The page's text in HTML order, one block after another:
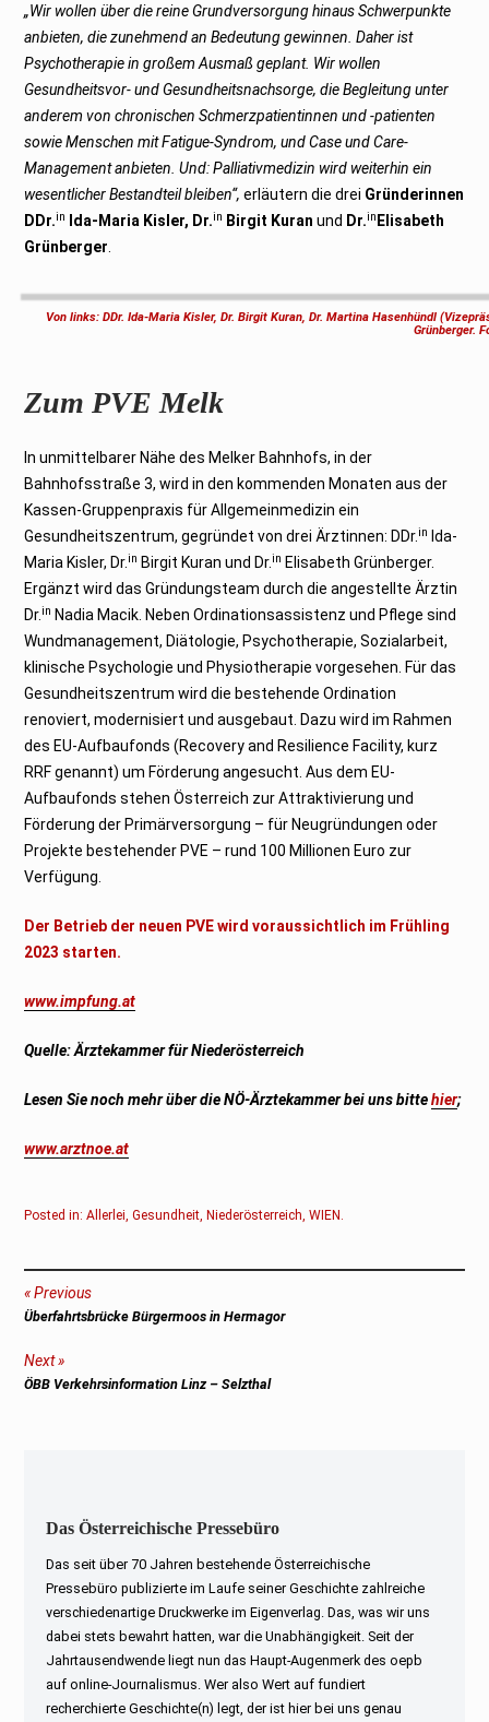
„Wir wollen über die reine Grundversorgung hinaus Schwerpunkte
anbieten, die zunehmend an Bedeutung gewinnen. Daher ist
Psychotherapie in großem Ausmaß geplant. Wir wollen
Gesundheitsvor- und Gesundheitsnachsorge, die Begleitung unter
anderem von chronischen Schmerzpatientinnen und -patienten
sowie Menschen mit Fatigue-Syndrom, und Case und Care-
Management anbieten. Und: Palliativmedizin wird weiterhin ein
wesentlicher Bestandteil bleiben“, erläutern die drei Gründerinnen
DDr.in Ida-Maria Kisler, Dr.in Birgit Kuranund Dr.in Elisabeth
Grünberger
Von links: DDr. Ida-Maria Kisler, Dr. Birgit Kuran, Dr. Martina Hasenhündl
Grünberger.
Zum PVE Melk
In unmittelbarer Nähe des Melker Bahnhofs, in der
Bahnhofsstraße 3, wird in den kommenden Monaten aus der
Kassen-Gruppenpraxis für Allgemeinmedizin ein
Gesundheitszentrum, gegründet von drei Ärztinnen: DDr.in Ida-
Maria Kisler, Dr.in Birgit Kuran und Dr.in Elisabeth Grünberger.
Ergänzt wird das Gründungsteam durch die angestellte Ärztin
Dr.in Nadia Macik. Neben Ordinationsassistenz und Pflege sind
Wundmanagement, Diätologie, Psychotherapie, Sozialarbeit,
klinische Psychologie und Physiotherapie vorgesehen. Für das
Gesundheitszentrum wird die bestehende Ordination
renoviert, modernisiert und ausgebaut. Dazu wird im Rahmen
des EU‐Aufbaufonds (Recovery and Resilience Facility, kurz
RRF genannt) um Förderung angesucht. Aus dem EU-
Aufbaufonds stehen Österreich zur Attraktivierung und
Förderung der Primärversorgung – für Neugründungen oder
Projekte bestehender PVE – rund 100 Millionen Euro zur
Verfügung.
Der Betrieb der neuen PVE wird voraussichtlich im Frühling
2023 starten.
www.impfung.at
Quelle: Ärztekammer für Niederösterreich
Lesen Sie noch mehr über die NÖ-Ärztekammer bei uns bittehier;
www.arztnoe.at
Posted in:Allerlei,Gesundheit,Niederösterreich,WIEN.
Beitragsnavigation
Previous
Previous
Überfahrtsbrücke Bürgermoos in Hermagor
Next
Next
ÖBB Verkehrsinformation Linz – Selzthal
Das Österreichische Pressebüro
Das seit über 70 Jahren bestehende Österreichische
Pressebüro publizierte im Laufe seiner Geschichte zahlreiche
verschiedenartige Druckwerke im Eigenverlag. Das, was wir uns
dabei stets bewahrt hatten, war die Unabhängigkeit. Seit der
Jahrtausendwende liegt nun das Haupt-Augenmerk des oepb
auf online-Journalismus. Wer also Wert auf fundiert
recherchierte Geschichte(n) legt, der ist hier bei uns genau